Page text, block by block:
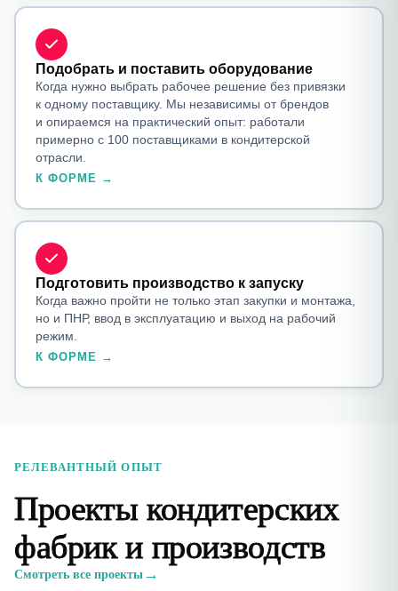
Подобрать и поставить оборудование
Когда нужно выбрать рабочее решение без привязки
к одному поставщику. Мы независимы от брендов
и опираемся на практический опыт: работали
примерно с 100 поставщиками в кондитерской
отрасли.
К ФОРМЕ →
Подготовить производство к запуску
Когда важно пройти не только этап закупки и монтажа,
но и ПНР, ввод в эксплуатацию и выход на рабочий
режим.
К ФОРМЕ →
РЕЛЕВАНТНЫЙ ОПЫТ
Проекты кондитерских
фабрик и производств
Смотреть все проекты →